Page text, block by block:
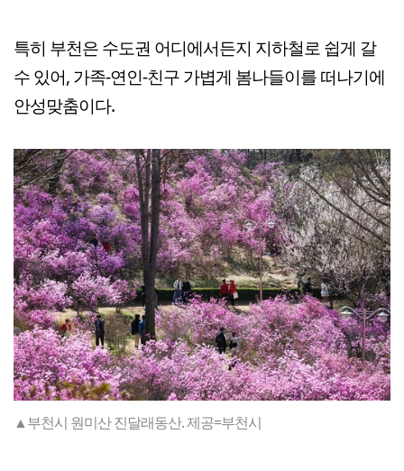
특히 부천은 수도권 어디에서든지 지하철로 쉽게 갈
수 있어, 가족-연인-친구 가볍게 봄나들이를 떠나기에
안성맞춤이다.
▲부천시 원미산 진달래동산. 제공=부천시